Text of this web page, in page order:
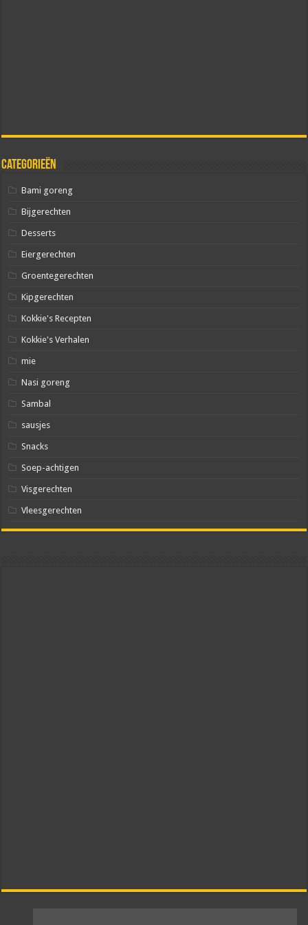
Categorieën
Bami goreng
Bijgerechten
Desserts
Eiergerechten
Groentegerechten
Kipgerechten
Kokkie's Recepten
Kokkie's Verhalen
mie
Nasi goreng
Sambal
sausjes
Snacks
Soep-achtigen
Visgerechten
Vleesgerechten